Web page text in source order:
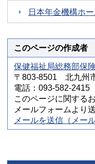
日本年金機構ホ
このページの作成者
保健福祉局総務部保
〒803-8501 北九州
電話：093-582-
このページに関する
メールフォームより
メールを送信（メー